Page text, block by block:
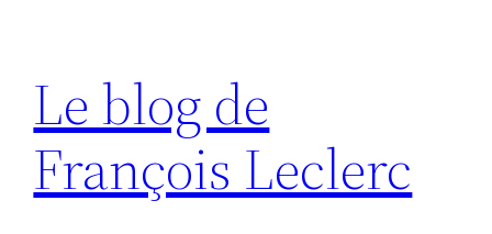
contenu
Le blog de
François Leclerc